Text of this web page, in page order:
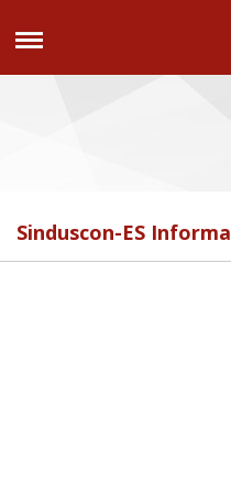
Sinduscon-ES Informa